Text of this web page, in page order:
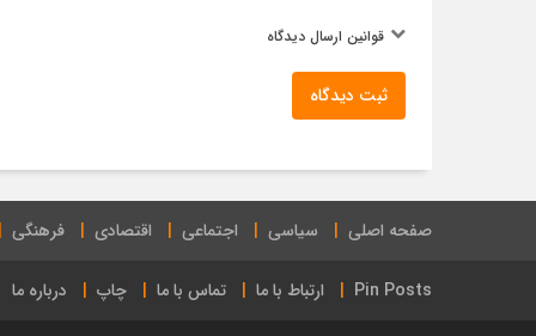
قوانین ارسال دیدگاه
ثبت دیدگاه
صفحه اصلی سیاسی اجتماعی اقتصادی فرهنگی
Pin Posts ارتباط با ما تماس با ما چاپ درباره ما